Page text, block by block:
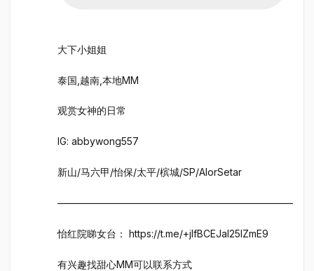
大下小姐姐
泰国,越南,本地MM
观赏女神的日常
IG: abbywong557
新山/马六甲/怡保/太平/槟城/SP/AlorSetar
————————————————————————
怡红院睇女台： https://t.me/+jlfBCEJal25lZmE9
有兴趣找甜心MM可以联系方式